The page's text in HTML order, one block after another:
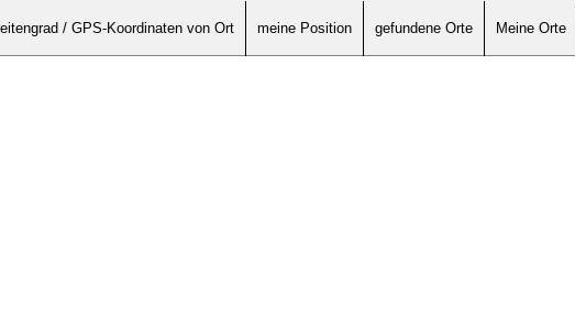
/ GPS-Koordinaten von Ort meine Position gefundene Orte Meine Orte